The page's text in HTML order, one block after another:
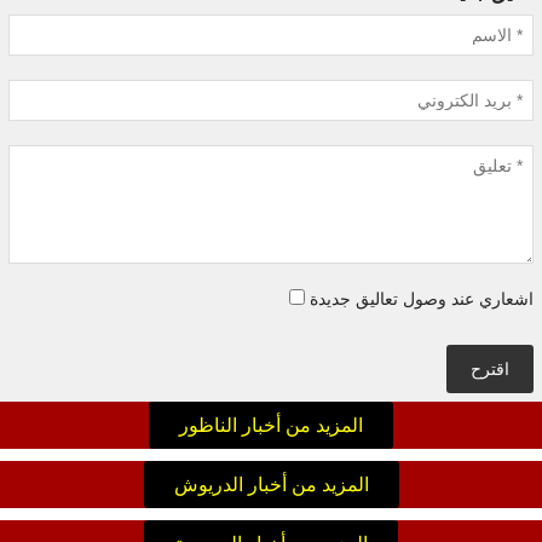
اشعاري عند وصول تعاليق جديدة
اقترح
المزيد من أخبار الناظور
المزيد من أخبار الدريوش